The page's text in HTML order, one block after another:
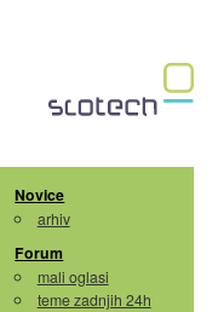
Novice
arhiv
Forum
mali oglasi
teme zadnjih 24h